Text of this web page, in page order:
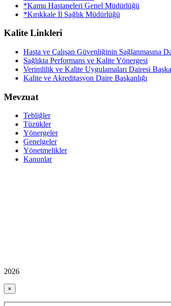
*Kamu Hastaneleri Genel Müdürlüğü
*Kırıkkale İl Sağlık Müdürlüğü
Kalite Linkleri
Hasta ve Çalışan Güvenliğinin Sağlanmasına
Sağlıkta Performans ve Kalite Yönergesi
Verimlilik ve Kalite Uygulamaları Dairesi
Kalite ve Akreditasyon Daire Başkanlığı
Mevzuat
Tebliğler
Tüzükler
Yönergeler
Genelgeler
Yönetmelikler
Kanunlar
2026
×